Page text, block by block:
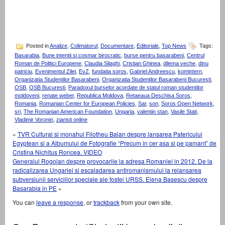
Posted inAnalize Colimatorul Documentare Editoriale Top News
Tags:
Basarabia, Bune intentii si cosmar birocratic, burse pentru basarabeni, Centrul
Roman de Politici Europene, Claudia Silaghi, Cristian Ghinea, dilema veche, dinu
patriciu, Evenimentul Zilei, EvZ, fundatia soros, Gabriel Andreescu, komintern,
Organizatia Studentilor Basarabeni, Organizatia Studentilor Basarabeni Bucureşti,
OSB, OSB Bucuresti, Paradoxul burselor acordate de statul roman studentilor
moldoveni, renate weber, Republica Moldova, Retaeaua Deschisa Soros,
Romania, Romanian Center for European Policies, Sar, son, Soros Open Network,
sri, The Romanian American Foundation, Ungaria, valentin stan, Vasile Stati,
Vladimir Voronin, ziaristi online
« TVR Cultural si monahul Filotheu Balan despre lansarea Patericului
Egyptean si a Albumului de Fotografie “Precum in cer asa si pe pamant” de
Cristina Nichitus Roncea. VIDEO
Generalul Rogojan despre provocarile la adresa Romaniei in 2012. De la
radicalizarea Ungariei si escaladarea antiromanismului la relansarea
subversiunii serviciilor speciale ale fostei URSS. Elena Basescu despre
Basarabia in PE »
You can leave a response, ortrackbackfrom your own site.